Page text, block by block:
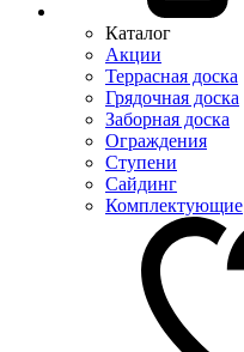
Каталог
Акции
Террасная доска
Грядочная доска
Заборная доска
Ограждения
Ступени
Сайдинг
Комплектующие